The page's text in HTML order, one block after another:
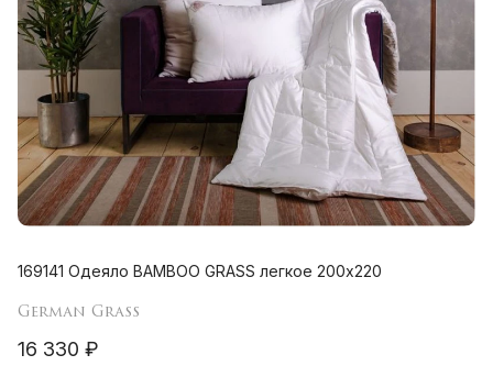
169141 Одеяло BAMBOO GRASS легкое 200х220
German Grass
16 330 ₽